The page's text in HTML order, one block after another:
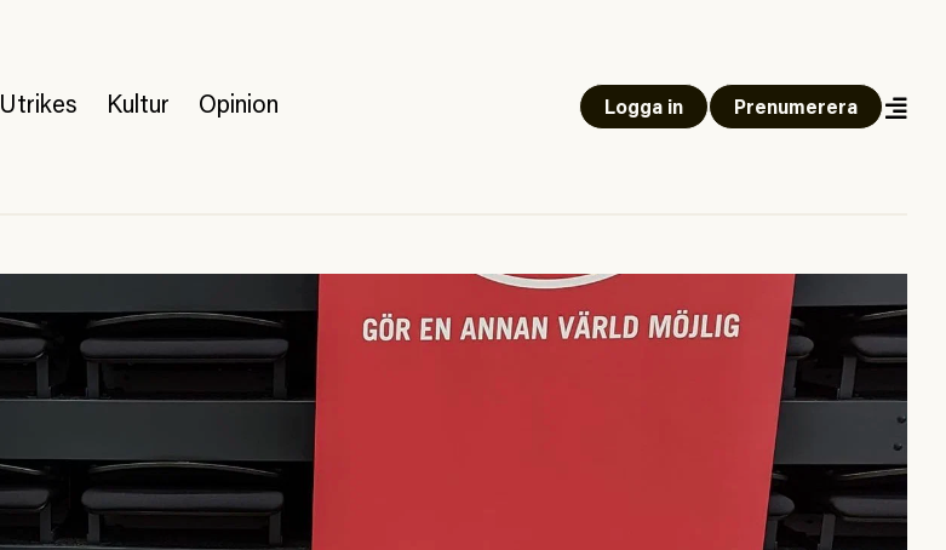
Utrikes Kultur Opinion Logga in Prenumerera